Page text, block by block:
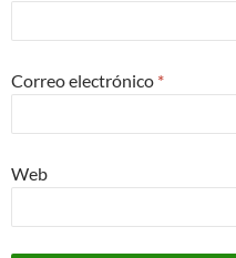
Correo electrónico *
Web